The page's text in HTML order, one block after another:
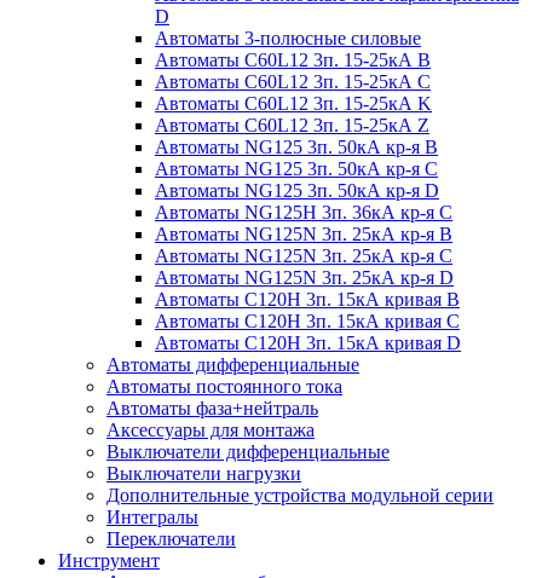
D
Автоматы 3-полюсные силовые
Автоматы C60L12 3п. 15-25кА B
Автоматы C60L12 3п. 15-25кА C
Автоматы C60L12 3п. 15-25кА K
Автоматы C60L12 3п. 15-25кА Z
Автоматы NG125 3п. 50кА кр-я B
Автоматы NG125 3п. 50кА кр-я C
Автоматы NG125 3п. 50кА кр-я D
Автоматы NG125H 3п. 36кА кр-я C
Автоматы NG125N 3п. 25кА кр-я B
Автоматы NG125N 3п. 25кА кр-я C
Автоматы NG125N 3п. 25кА кр-я D
Автоматы С120Н 3п. 15кА кривая B
Автоматы С120Н 3п. 15кА кривая C
Автоматы С120Н 3п. 15кА кривая D
Автоматы дифференциальные
Автоматы постоянного тока
Автоматы фаза+нейтраль
Аксессуары для монтажа
Выключатели дифференциальные
Выключатели нагрузки
Дополнительные устройства модульной серии
Интегралы
Переключатели
Инструмент